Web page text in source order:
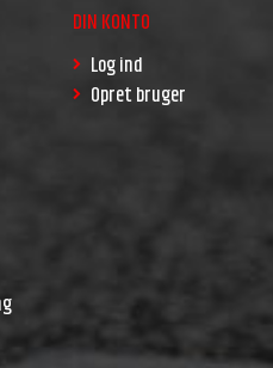
DIN KONTO
Log ind
Opret bruger